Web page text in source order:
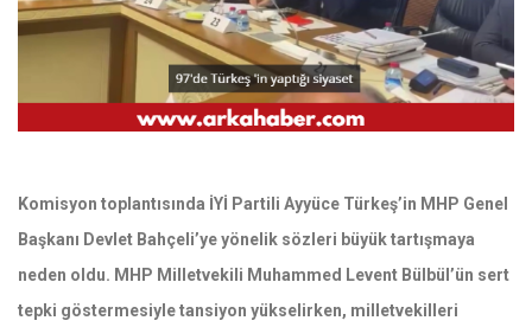
Komisyon toplantısında İYİ Partili Ayyüce Türkeş’in MHP Genel
Başkanı Devlet Bahçeli’ye yönelik sözleri büyük tartışmaya
neden oldu. MHP Milletvekili Muhammed Levent Bülbül’ün sert
tepki göstermesiyle tansiyon yükselirken, milletvekilleri